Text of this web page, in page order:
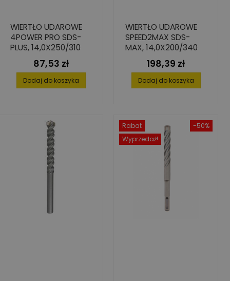
WIERTŁO UDAROWE
4POWER PRO SDS-
PLUS, 14,0X250/310
Cena
87,53 zł
Dodaj do koszyka
WIERTŁO UDAROWE
SPEED2MAX SDS-
MAX, 14,0X200/340
Cena
198,39 zł
Dodaj do koszyka
-50%
Rabat
Wyprzedaż!